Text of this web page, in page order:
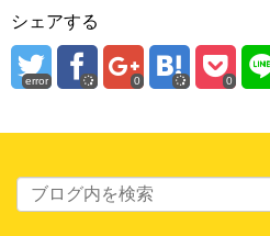
シェアする
error 0 0